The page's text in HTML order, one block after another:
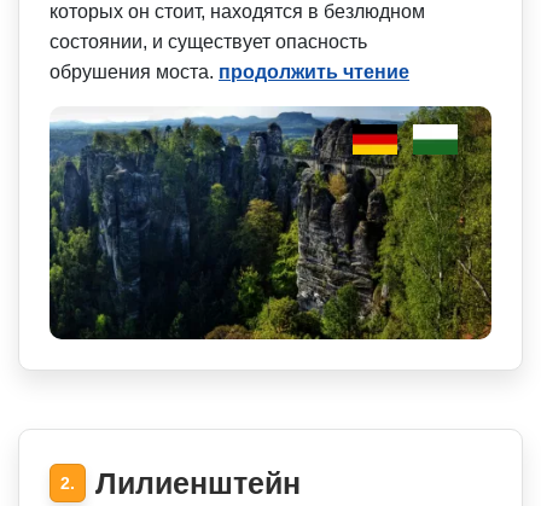
которых он стоит, находятся в безлюдном
состоянии, и существует опасность
обрушения моста. продолжить чтение
2. Лилиенштейн